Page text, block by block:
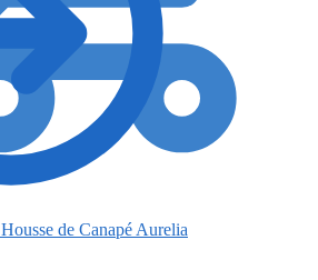
Housse de Canapé Aurelia